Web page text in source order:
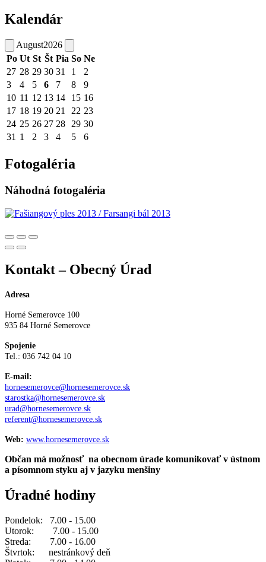
Kalendár
August2026
Po Ut St Št Pia So Ne
27 28 29 30 31 1
2
3
4 5 6 7 8
9
10 11 12 13 14 15 16
17 18 19 20 21 22 23
24 25 26 27 28 29 30
31 1 2 3 4 5 6
Fotogaléria
Náhodná fotogaléria
Kontakt – Obecný Úrad
Adresa
Horné Semerovce 100
935 84 Horné Semerovce
Spojenie
Tel.: 036 742 04 10
E-mail:
hornesemerovce@hornesemerovce.sk
starostka@hornesemerovce.sk
urad@hornesemerovce.sk
referent@hornesemerovce.sk
Web: www.hornesemerovce.sk
Občan má možnosť na obecnom úrade komunikovať v ústnom
a písomnom styku aj v jazyku menšiny
Úradné hodiny
Pondelok: 7.00 - 15.00
Utorok: 7.00 - 15.00
Streda: 7.00 - 16.00
Štvrtok: nestránkový deň